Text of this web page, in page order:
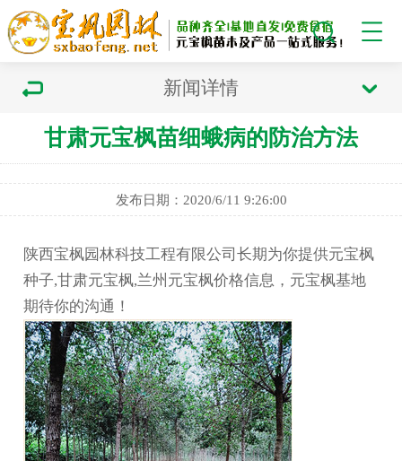
新闻详情
甘肃元宝枫苗细蛾病的防治方法
发布日期：2020/6/11 9:26:00
陕西宝枫园林科技工程有限公司长期为你提供元宝枫
种子,甘肃元宝枫,兰州元宝枫价格信息，元宝枫基地
期待你的沟通！